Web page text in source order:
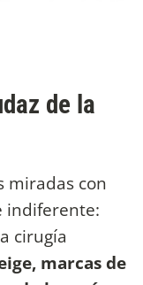
de la
miradas con
indiferente:
cirugía
marcas de